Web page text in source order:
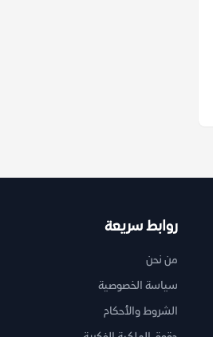
روابط سريعة
من نحن
سياسة الخصوصية
الشروط والأحكام